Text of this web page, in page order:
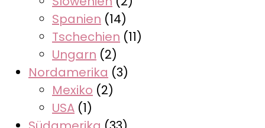
Spanien (14)
Tschechien (11)
Ungarn (2)
Nordamerika (3)
Mexiko (2)
USA (1)